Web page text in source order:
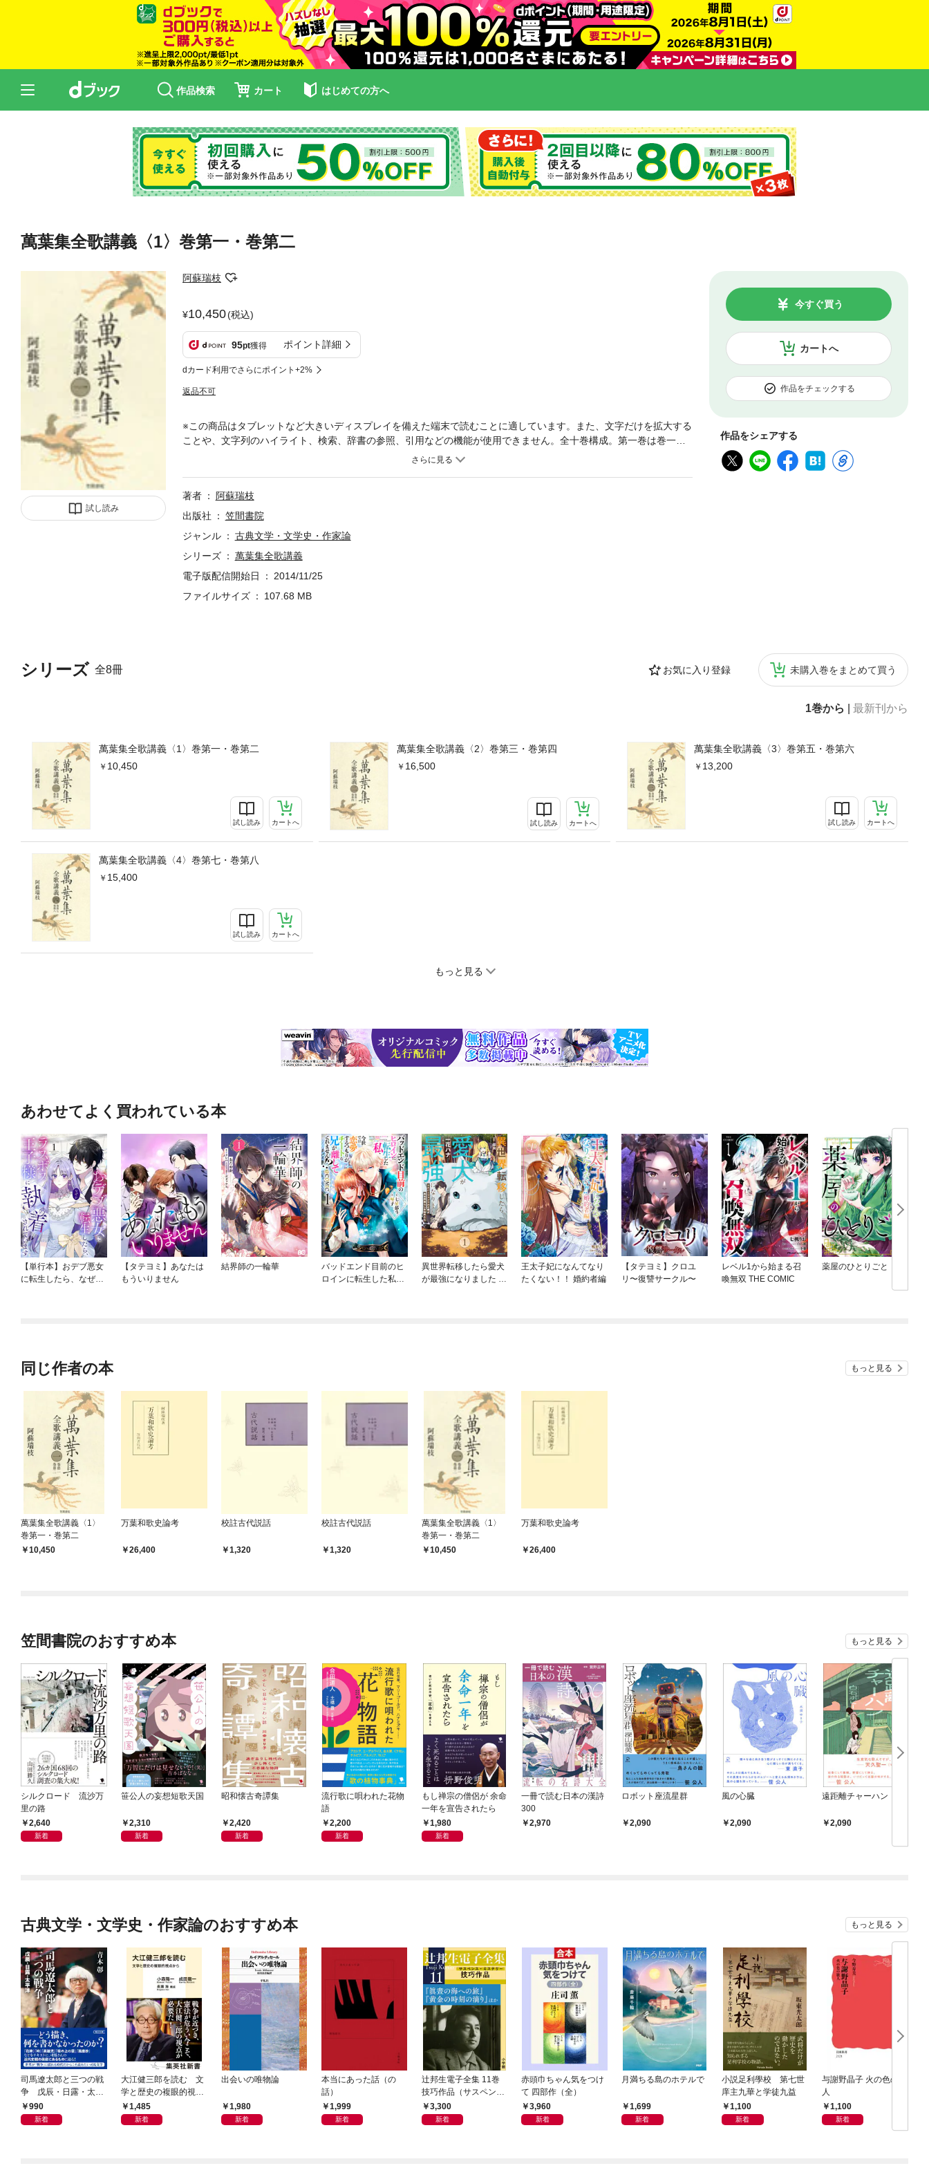
作品検索 カート はじめての方へ
萬葉集全歌講義〈1〉巻第一・巻第二
試し読み
阿蘇瑞枝
10,450(税込)
95pt獲得 ポイント詳細
dカード利用でさらにポイント+2%
返品不可
カートへ
今すぐ買う
作品をチェックする
作品をシェアする
シリーズ 全8冊 お気に入り登録 未購入巻をまとめて買う
1巻から 最新刊から
萬葉集全歌講義〈1〉巻第一・巻第二
10,450
試し読み カートへ
萬葉集全歌講義〈2〉巻第三・巻第四
16,500
試し読み カートへ
萬葉集全歌講義〈3〉巻第五・巻第六
13,200
試し読み カートへ
萬葉集全歌講義〈4〉巻第七・巻第八
15,400
試し読み カートへ
もっと見る
※この商品はタブレットなど大きいディスプレイを備えた端末で読むことに適しています。また、文字だけを拡大する
ことや、文字列のハイライト、検索、辞書の参照、引用などの機能が使用できません。全十巻構成。第一巻は巻一・
二を収録。古より続く万葉研究史の中、初めて女性只一人の手になる全歌注釈が誕生。国語学・考古学はじめ諸分野
著者
阿蘇瑞枝
出版社
笠間書院
ジャンル
古典文学・文学史・作家論
シリーズ
萬葉集全歌講義
電子版配信開始日
2014/11/25
ファイルサイズ
107.68 MB
あわせてよく買われている本
【単行本】おデブ悪女
に転生したら、なぜか
【タテヨミ】あなたは
もういりません
結界師の一輪華
バッドエンド目前のヒ
ロインに転生した私、
異世界転移したら愛犬
が最強になりました ～
王太子妃になんてなり
たくない！！ 婚約者編
【タテヨミ】クロユ
リ〜復讐サークル〜
レベル1から始まる召
喚無双 THE COMIC
薬屋のひとりごと
同じ作者の本 もっと見る
萬葉集全歌講義〈1〉
巻第一・巻第二
10,450
万葉和歌史論考
26,400
校註古代説話
1,320
校註古代説話
1,320
萬葉集全歌講義〈1〉
巻第一・巻第二
10,450
万葉和歌史論考
26,400
笠間書院のおすすめ本 もっと見る
シルクロード 流沙万
里の路
2,640
新着
笹公人の妄想短歌天国
2,310
新着
昭和懐古奇譚集
2,420
新着
流行歌に唄われた花物
語
2,200
新着
もし禅宗の僧侶が 余命
一年を宣告されたら
1,980
新着
一冊で読む日本の漢詩
300
2,970
ロボット座流星群
2,090
風の心臓
2,090
遠距離チャーハン
2,090
古典文学・文学史・作家論のおすすめ本 もっと見る
司馬遼太郎と三つの戦
争 戊辰・日露・太平
洋990
新着
大江健三郎を読む 文
学と歴史の複眼的視点
から1,485
新着
出会いの唯物論
1,980
新着
本当にあった話（の
話）
1,999
新着
辻邦生電子全集 11巻
技巧作品（サスペン
ス・ミステリー） 『眞
晝の海への旅』『黄金
3,300
新着
赤頭巾ちゃん気をつけ
て 四部作（全）
3,960
新着
月満ちる島のホテルで
1,699
新着
小説足利學校 第七世
庠主九華と学徒九益
1,100
新着
与謝野晶子 火の色の歌
人
1,100
新着